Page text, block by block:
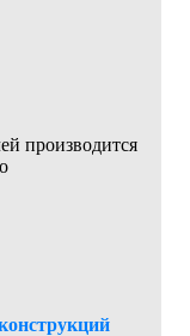
производится